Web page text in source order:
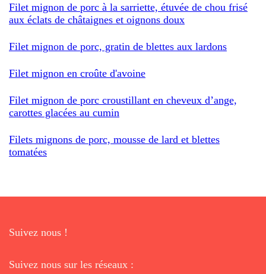
Filet mignon de porc à la sarriette, étuvée de chou frisé
aux éclats de châtaignes et oignons doux
Filet mignon de porc, gratin de blettes aux lardons
Filet mignon en croûte d'avoine
Filet mignon de porc croustillant en cheveux d’ange,
carottes glacées au cumin
Filets mignons de porc, mousse de lard et blettes
tomatées
Suivez nous !
Suivez nous sur les réseaux :